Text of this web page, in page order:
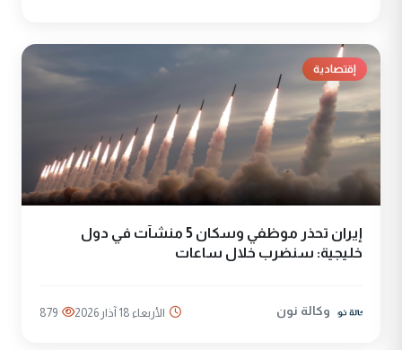
إقتصادية
إيران تحذر موظفي وسكان 5 منشآت في دول
خليجية: سنضرب خلال ساعات
وكالة نون الأربعاء 18 آذار 2026 879